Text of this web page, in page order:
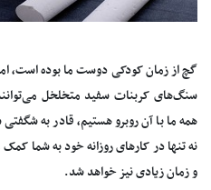
گچ از زمان کودکی دوست ما بوده است،
سنگ‌های کربنات سفید متخلخل
همه ما با آن روبرو هستیم، قادر به
نه تنها در کار‌های روزانه خود به شما
و زمان زیادی نیز خواهد شد.